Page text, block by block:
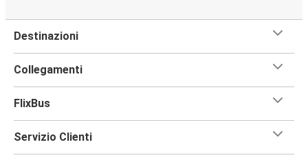
Destinazioni
Collegamenti
FlixBus
Servizio Clienti